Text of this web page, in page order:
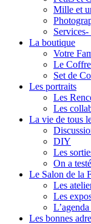
Mille et
La boutique
Votre
Le
Set de
Les portraits
Les
Les
La vie de tous
DIY
Les
On a
Le Salon de la
Les
Les
Les bonnes